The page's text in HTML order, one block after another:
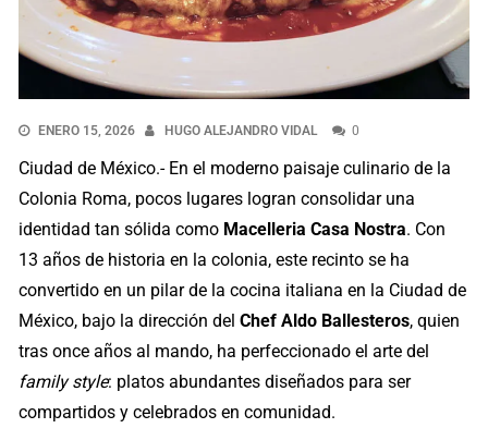
ENERO 15, 2026 HUGO ALEJANDRO VIDAL 0
Ciudad de México.- En el moderno paisaje culinario de la
Colonia Roma, pocos lugares logran consolidar una
identidad tan sólida como Macelleria Casa Nostra. Con
13 años de historia en la colonia, este recinto se ha
convertido en un pilar de la cocina italiana en la Ciudad de
México, bajo la dirección delChef Aldo Ballesteros, quien
tras once años al mando, ha perfeccionado el arte del
family style: platos abundantes diseñados para ser
compartidos y celebrados en comunidad.